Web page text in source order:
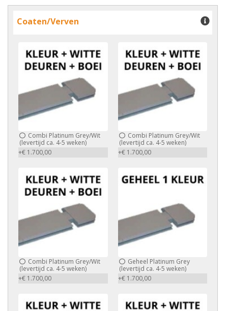
Coaten/Verven
Combi Platinum Grey/Wit
(levertijd ca. 4-5 weken)
+€ 1.700,00
Combi Platinum Grey/Wit
(levertijd ca. 4-5 weken)
+€ 1.700,00
Combi Platinum Grey/Wit
(levertijd ca. 4-5 weken)
+€ 1.700,00
Geheel Platinum Grey
(levertijd ca. 4-5 weken)
+€ 1.700,00